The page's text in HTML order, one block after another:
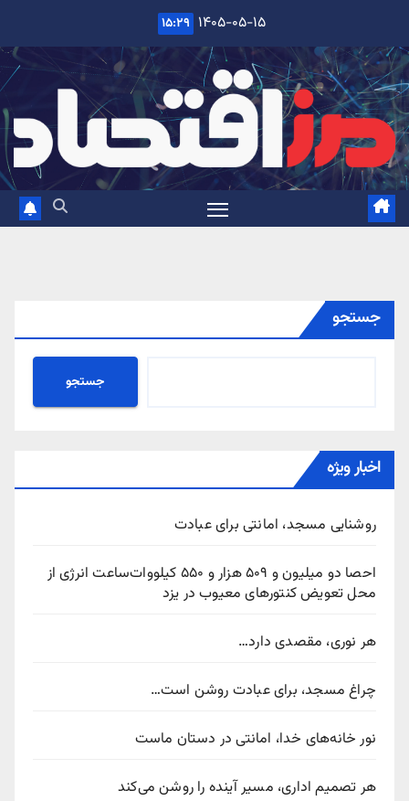
content
۱۴۰۵-۰۵-۱۵ ۱۵:۲۹
جستجو
جستجو
اخبار ویژه
روشنایی مسجد، امانتی برای عبادت
احصا دو میلیون و ۵۰۹ هزار و ۵۵۰ کیلووات‌ساعت انرژی از
محل تعویض کنتورهای معیوب در یزد
هر نوری، مقصدی دارد…
چراغ مسجد، برای عبادت روشن است…
نور خانه‌های خدا، امانتی در دستان ماست
هر تصمیم اداری، مسیر آینده را روشن می‌کند